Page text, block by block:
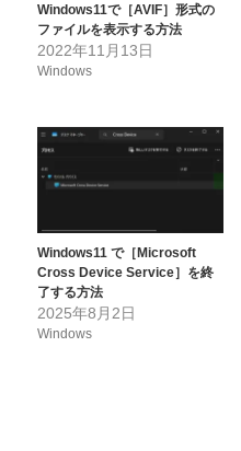
Windows11で［AVIF］形式の
ファイルを表示する方法
2022年11月13日
Windows
Windows11 で［Microsoft
Cross Device Service］を終
了する方法
2025年8月2日
Windows